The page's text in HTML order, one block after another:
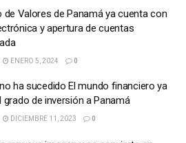
de Valores de Panamá ya cuenta con
y apertura de cuentas
ENERO 5, 2024 0
ha sucedido El mundo financiero ya
grado de inversión a Panamá
DICIEMBRE 11, 2023 0